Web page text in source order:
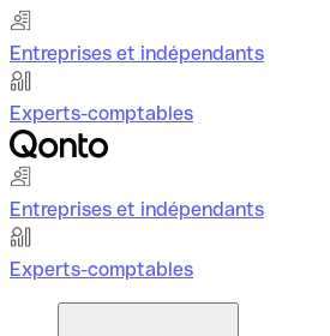
Entreprises et indépendants
Experts-comptables
Entreprises et indépendants
Experts-comptables